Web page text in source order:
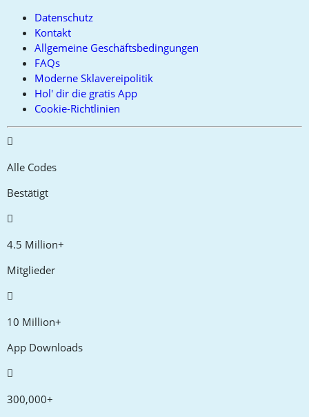
Datenschutz
Kontakt
Allgemeine Geschäftsbedingungen
FAQs
Moderne Sklavereipolitik
Hol' dir die gratis App
Cookie-Richtlinien
Alle Codes
Bestätigt
4.5 Million+
Mitglieder
10 Million+
App Downloads
300,000+